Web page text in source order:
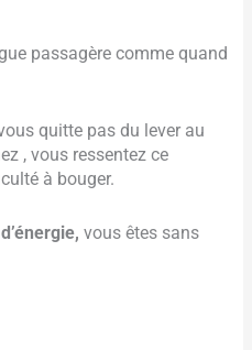
passagère comme quand
quitte pas du lever au
, vous ressentez ce
à bouger.
vous êtes sans